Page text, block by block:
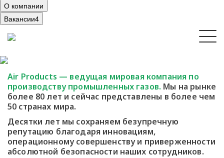
О компании
Вакансии4
Air Products — ведущая мировая компания по
производству промышленных газов. Мы на рынке
более 80 лет и сейчас представлены в более чем
50 странах мира.
Десятки лет мы сохраняем безупречную
репутацию благодаря инновациям,
операционному совершенству и приверженности
абсолютной безопасности наших сотрудников.